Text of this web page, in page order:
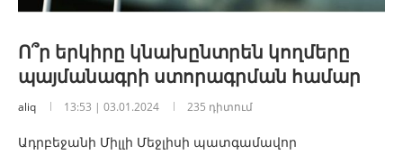
Ո՞ր երկիրը կնախընտրեն կողմերը
պայմանագրի ստորագրման համար
aliq 13:53 | 03.01.2024 235 դիտում
Ադրբեջանի Միլլի Մեջլիսի պատգամավոր